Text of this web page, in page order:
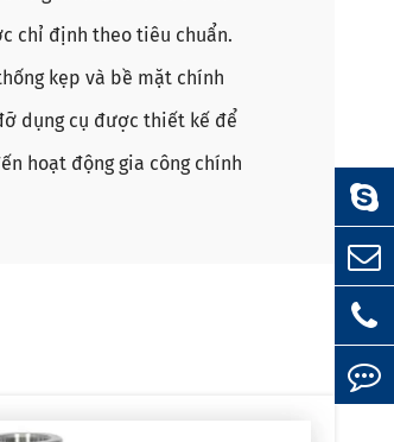
chỉ định theo tiêu chuẩn.
kẹp và bề mặt chính
dụng cụ được thiết kế để
hoạt động gia công chính